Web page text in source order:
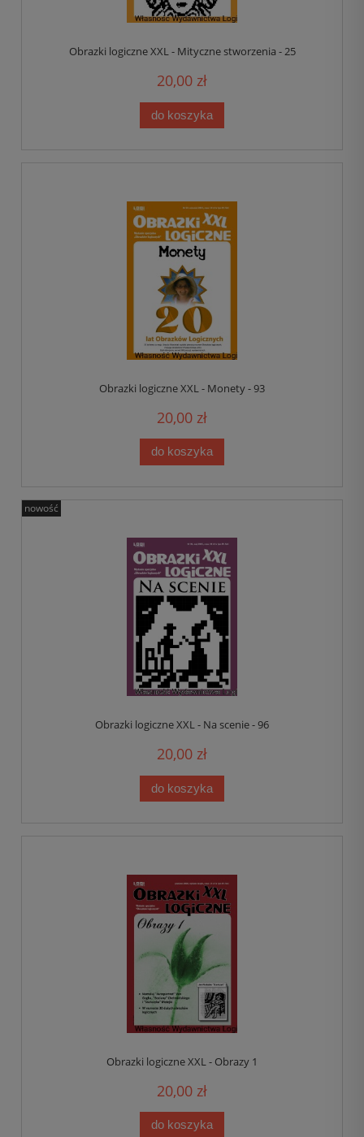
Obrazki logiczne XXL - Mityczne stworzenia - 25
20,00 zł
do koszyka
Obrazki logiczne XXL - Monety - 93
20,00 zł
do koszyka
Obrazki logiczne XXL - Na scenie - 96
20,00 zł
do koszyka
nowość
Obrazki logiczne XXL - Obrazy 1
20,00 zł
do koszyka